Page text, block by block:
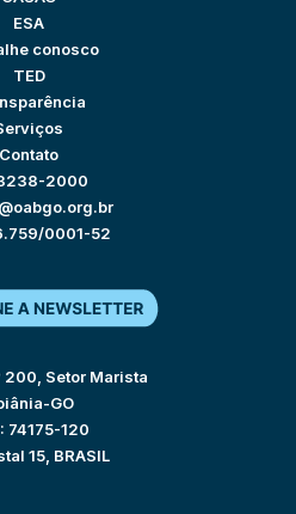
ESA
conosco
TED
Contato
2000
0001-52
200, Setor Marista
GO
74175-120
15, BRASIL